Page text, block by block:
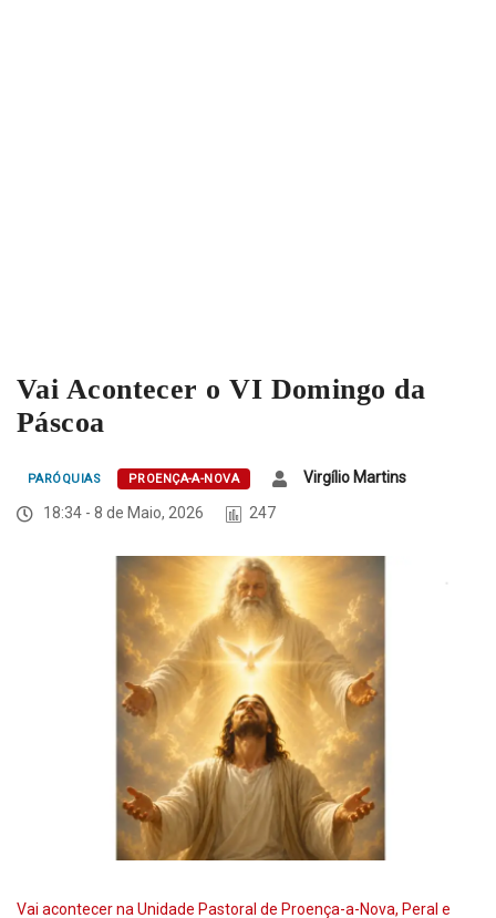
Vai Acontecer o VI Domingo da
Páscoa
PARÓQUIAS PROENÇA-A-NOVA
Virgílio Martins
18:34 - 8 de Maio, 2026
247
Vai acontecer na Unidade Pastoral de Proença-a-Nova, Peral e